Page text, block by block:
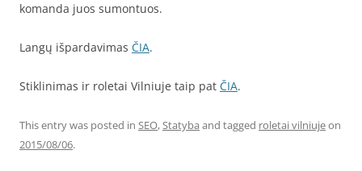
komanda juos sumontuos.
Langų išpardavimas ČIA.
Stiklinimas ir roletai Vilniuje taip pat ČIA.
This entry was posted in SEO,Statyba and tagged roletai vilniujeon
2015/08/06.